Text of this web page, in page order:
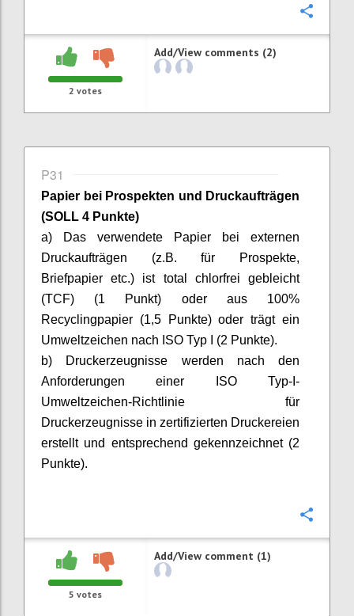
2 votes
Add/View comments (2)
P31
Papier bei Prospekten und Druckaufträgen
(SOLL 4 Punkte)
a) Das verwendete Papier bei externen
Druckaufträgen (z.B. für Prospekte,
Briefpapier etc.) ist total chlorfrei gebleicht
(TCF) (1 Punkt) oder aus 100%
Recyclingpapier (1,5 Punkte) oder trägt ein
Umweltzeichen nach ISO Typ I (2 Punkte).
b) Druckerzeugnisse werden nach den
Anforderungen einer ISO Typ-I-
Umweltzeichen-Richtlinie für
Druckerzeugnisse in zertifizierten Druckereien
erstellt und entsprechend gekennzeichnet (2
Punkte).
5 votes
Add/View comment (1)